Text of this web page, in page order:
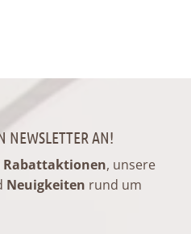
NEWSLETTER AN!
Rabattaktionen, unsere
Neuigkeiten rund um